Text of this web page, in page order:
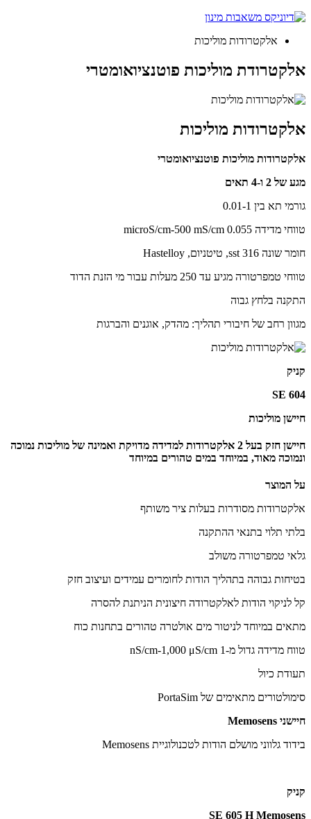
אלקטרודות מוליכות
אלקטרודת מוליכות פוטנציואומטרי
אלקטרודות מוליכות
אלקטרודות מוליכות פוטנציואומטרי
מגע של 2 ו-4 תאים
גורמי תא בין 0.01-1
טווחי מדידה 0.055 microS/cm-500 mS/cm
חומר שונה 316 sst, טיטניום, Hastelloy
טווחי טמפרטורה מגיע עד 250 מעלות עבור מי הזנת הדוד
התקנה בלחץ גבוה
מגוון רחב של חיבורי תהליך: מהדק, אוגנים והברגות
קניק
SE 604
חיישן מוליכות
חיישן חזק בעל 2 אלקטרודות למדידה מדויקת ואמינה של מוליכות נמוכה
ונמוכה מאוד, במיוחד במים טהורים במיוחד
על המוצר
אלקטרודות מסודרות בעלות ציר משותף
בלתי תלוי בתנאי ההתקנה
גלאי טמפרטורה משולב
בטיחות גבוהה בתהליך הודות לחומרים עמידים ועיצוב חזק
קל לניקוי הודות לאלקטרודה חיצונית הניתנת להסרה
מתאים במיוחד לניטור מים אולטרה טהורים בתחנות כוח
טווח מדידה גדול מ-1 nS/cm-1,000 μS/cm
תעודת כיול
סימולטורים מתאימים של PortaSim
חיישני Memosens
בידוד גלווני מושלם הודות לטכנולוגיית Memosens
קניק
SE 605 H Memosens